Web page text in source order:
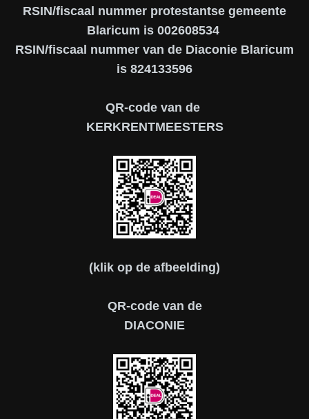
RSIN/fiscaal nummer protestantse gemeente
Blaricum is 002608534
RSIN/fiscaal nummer van de Diaconie Blaricum
is 824133596
QR-code van de
KERKRENTMEESTERS
(klik op de afbeelding)
QR-code van de
DIACONIE